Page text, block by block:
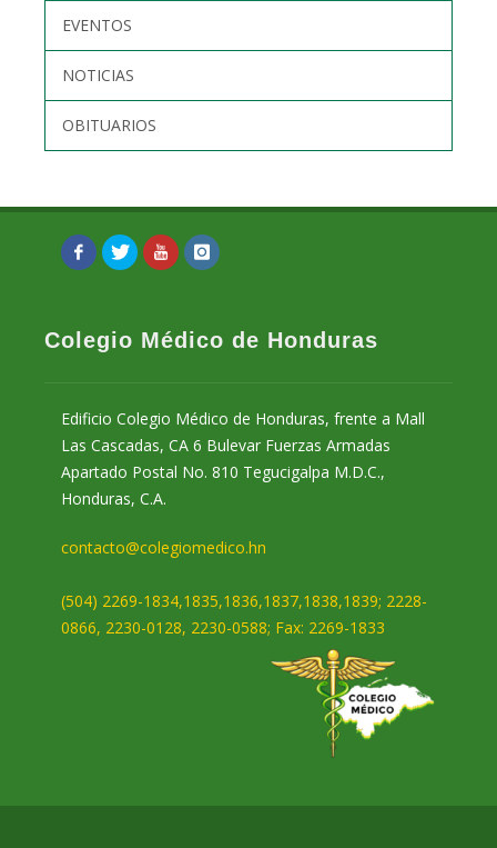
EVENTOS
NOTICIAS
OBITUARIOS
Colegio Médico de Honduras
Edificio Colegio Médico de Honduras, frente a Mall
Las Cascadas, CA 6 Bulevar Fuerzas Armadas
Apartado Postal No. 810 Tegucigalpa M.D.C.,
Honduras, C.A.
contacto@colegiomedico.hn
(504) 2269-1834,1835,1836,1837,1838,1839; 2228-
0866, 2230-0128, 2230-0588; Fax: 2269-1833